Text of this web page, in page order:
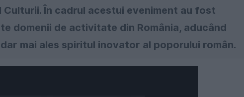
În cadrul acestui eveniment au fost
domenii de activitate din România, aducând
mai ales spiritul inovator al poporului român.